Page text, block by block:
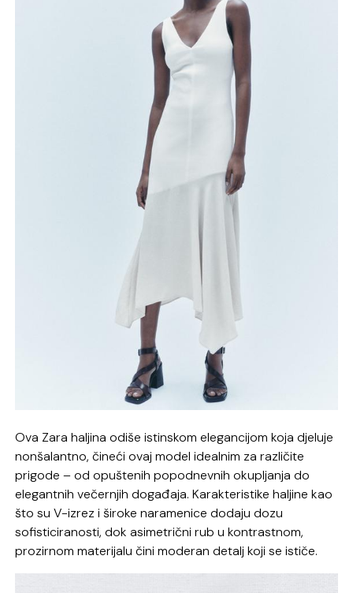
Ova Zara haljina odiše istinskom elegancijom koja djeluje
nonšalantno, čineći ovaj model idealnim za različite
prigode – od opuštenih popodnevnih okupljanja do
elegantnih večernjih događaja. Karakteristike haljine kao
što su V-izrez i široke naramenice dodaju dozu
sofisticiranosti, dok asimetrični rub u kontrastnom,
prozirnom materijalu čini moderan detalj koji se ističe.